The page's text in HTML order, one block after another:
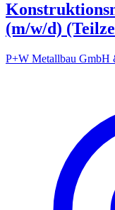
(m/w/d)
P+W Metallbau GmbH